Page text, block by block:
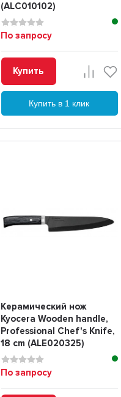
(ALC010102)
По запросу
Купить
Купить в 1 клик
Керамический нож
Kyocera Wooden handle,
Professional Chef's Knife,
18 cm (ALE020325)
По запросу